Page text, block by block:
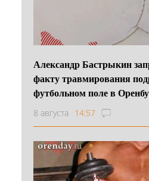
Александр Бастрыкин
факту травмирования
футбольном поле в
8 августа 14:57